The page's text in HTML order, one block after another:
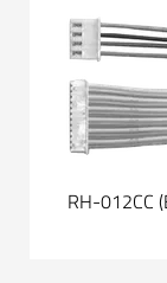
RH-012CC